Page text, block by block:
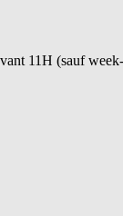
11H (sauf